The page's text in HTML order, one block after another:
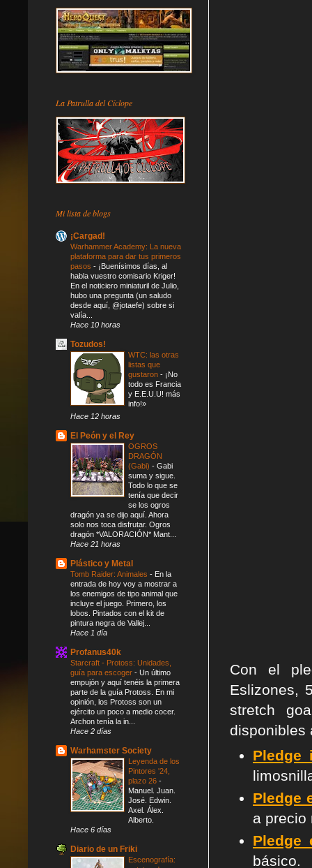
Con el
Eslizones,
stretch
disponibles
Pledge
Pledge
a precio
básico.
La Patrulla del Cíclope
Mi lista de blogs
¡Cargad!
Warhammer Academy: La nueva
plataforma para dar tus primeros
pasos - ¡Buenísimos días, al
habla vuestro comisario Kriger!
En el noticiero miniaturil de Julio,
hubo una pregunta (un saludo
desde aquí, @jotaefe) sobre si
valía...
Hace 10 horas
Tozudos!
WTC: las otras
listas que
gustaron - ¡No
todo es Francia
y E.E.U.U! más
info!»
Hace 12 horas
El Peón y el Rey
OGROS
DRAGÓN
(Gabi) - Gabi
suma y sigue.
Todo lo que se
tenía que decir
se los ogros
dragón ya se dijo aquí. Ahora
solo nos toca disfrutar. Ogros
dragón *VALORACIÓN* Mant...
Hace 21 horas
Plástico y Metal
Tomb Raider: Animales - En la
entrada de hoy voy a mostrar a
los enemigos de tipo animal que
incluye el juego. Primero, los
lobos. Pintados con el kit de
pintura negra de Vallej...
Hace 1 día
Profanus40k
Starcraft - Protoss: Unidades,
guía para escoger - Un último
empujón y aquí tenéis la primera
parte de la guía Protoss. En mi
opinión, los Protoss son un
ejército un poco a medio cocer.
Archon tenía la in...
Hace 2 días
Warhamster Society
Leyenda de los
Pintores '24,
plazo 26 -
Manuel. Juan.
José. Edwin.
Axel. Álex.
Alberto.
Hace 6 días
Diario de un Friki
Escenografía: